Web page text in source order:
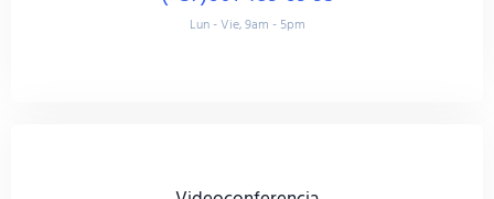
Lun - Vie, 9am - 5pm